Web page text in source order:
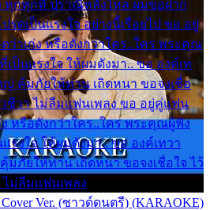
ทุกทุกที่ ปราณีหลั่งไหล ผมขอฝาก
รดเป็นแรงใจ อย่างนี้เรื่อยไป ขอ อยู่
ว่าเก่ง หรือดังกว่าใคร..ใคร พระคุณ
เป็นแรงใจ ให้ผมดังมา.. ขอ องค์เท
คุ้มภัยให้ท่าน เถิดหนา ขอจงเชื่อ
วชีวา ไม่ลืมแฟนเพลง ขอ อยู่คู่แฟน
ง หรือดังกว่าใคร..ใคร พระคุณผู้ฟัง
รงใจ ให้ผมดังมา.. ขอ องค์เทวา
ภัยให้ท่าน เถิดหนา ขอจงเชื่อใจ ไว้
ไม่ลืมแฟนเพลง
Ver. (ซาวด์ดนตรี) (KARAOKE)